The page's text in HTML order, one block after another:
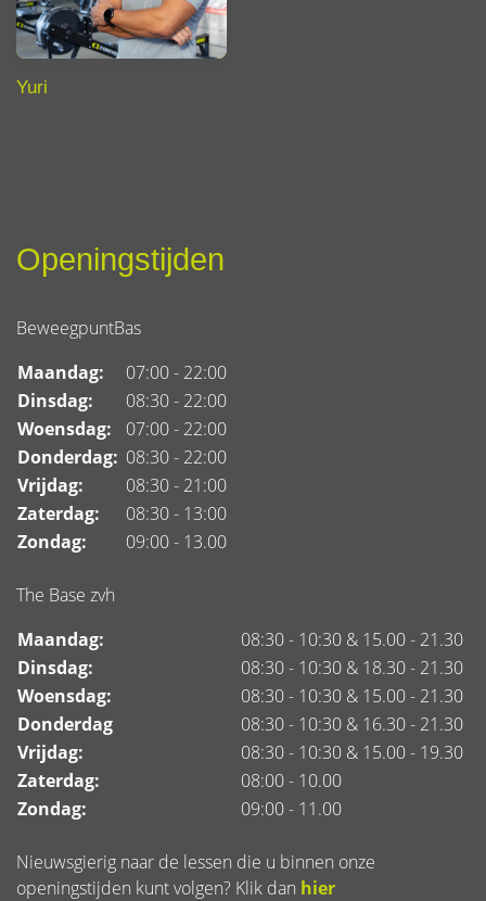
Yuri
Openingstijden
BeweegpuntBas
Maandag:
07:00 - 22:00
Dinsdag:
08:30 - 22:00
Woensdag:
07:00 - 22:00
Donderdag: 08:30 - 22:00
Vrijdag:
08:30 - 21:00
Zaterdag:
08:30 - 13:00
Zondag:
09:00 - 13.00
The Base zvh
Maandag:
08:30 - 10:30 & 15.00 - 21.30
Dinsdag:
08:30 - 10:30 & 18.30 - 21.30
Woensdag:
08:30 - 10:30 & 15.00 - 21.30
Donderdag
08:30 - 10:30 & 16.30 - 21.30
Vrijdag:
08:30 - 10:30 & 15.00 - 19.30
Zaterdag:
08:00 - 10.00
Zondag:
09:00 - 11.00
Nieuwsgierig naar de lessen die u binnen onze
openingstijden kunt volgen? Klik dan hier